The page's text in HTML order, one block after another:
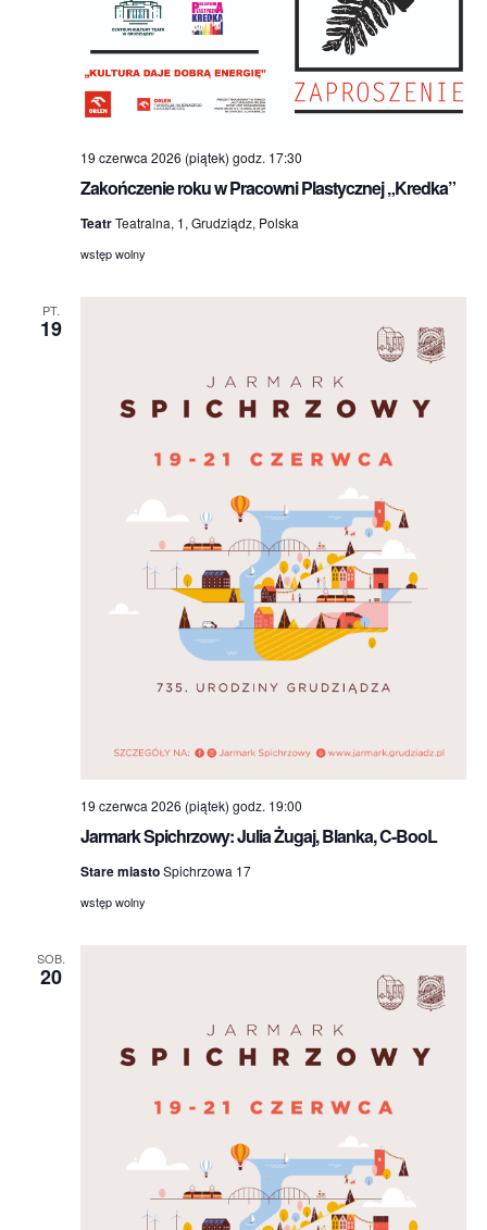
Zakończenie roku w Pracowni Plastycznej „Kredka”
19 czerwca 2026 (piątek) godz. 17:30
TeatrTeatralna, 1, Grudziądz, Polska
wstęp wolny
PT.
19
Jarmark Spichrzowy: Julia Żugaj, Blanka, C-BooL
19 czerwca 2026 (piątek) godz. 19:00
Stare miastoSpichrzowa 17
wstęp wolny
SOB.
20